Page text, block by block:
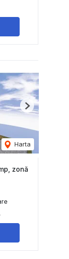
Harta
Next
zonă